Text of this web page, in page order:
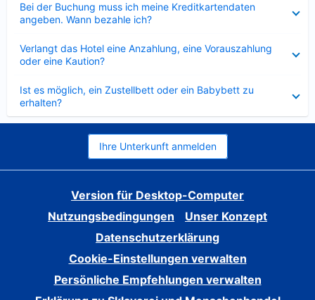
Bei der Buchung muss ich meine Kreditkartendaten
angeben. Wann bezahle ich?
Verlangt das Hotel eine Anzahlung, eine Vorauszahlung
oder eine Kaution?
Ist es möglich, ein Zustellbett oder ein Babybett zu
erhalten?
Ihre Unterkunft anmelden
Version für Desktop-Computer
Nutzungsbedingungen
Unser Konzept
Datenschutzerklärung
Cookie-Einstellungen verwalten
Persönliche Empfehlungen verwalten